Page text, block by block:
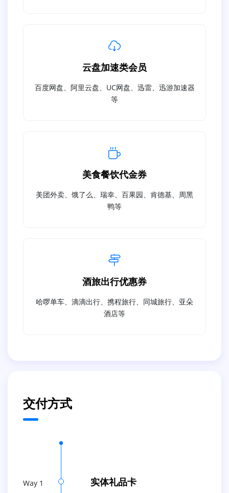
云盘加速类会员
百度网盘、阿里云盘、UC网盘、迅雷、迅游加速器
等
美食餐饮代金券
美团外卖、饿了么、瑞幸、百果园、肯德基、周黑
鸭等
酒旅出行优惠券
哈啰单车、滴滴出行、携程旅行、同城旅行、亚朵
酒店等
交付方式
Way 1 实体礼品卡